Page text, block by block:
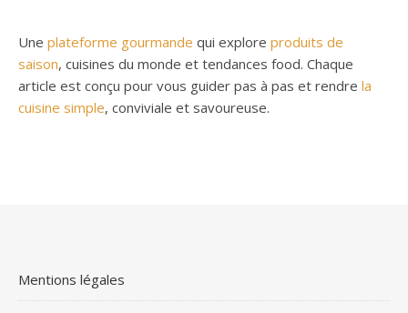
Une plateforme gourmande qui explore produits de
saison, cuisines du monde et tendances food. Chaque
article est conçu pour vous guider pas à pas et rendre la
cuisine simple, conviviale et savoureuse.
Mentions légales